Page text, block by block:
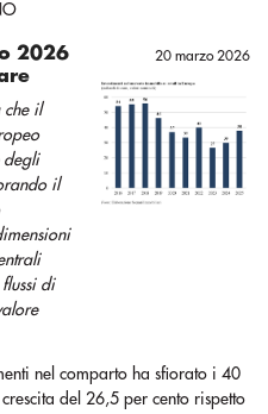
2026
che il
degli
il
di
20 marzo 2026
nel comparto ha sfiorato i 40
del 26,5 per cento rispetto